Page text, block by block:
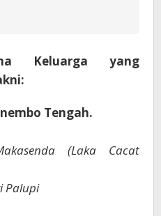
Keluarga yang
Tengah.
(Laka Cacat
Palupi